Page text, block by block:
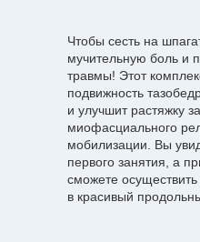
Чтобы сесть на
мучительную боль и
травмы! Этот
подвижность
и улучшит растяжку
миофасциального
мобилизации. Вы
первого занятия, а
сможете осуществить
в красивый